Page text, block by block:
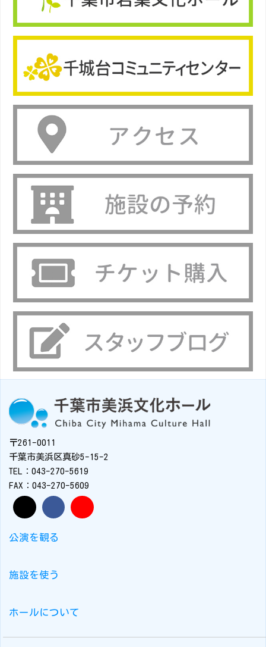
〒261-0011
千葉市美浜区真砂5-15-2
TEL：043-270-5619
FAX：043-270-5609
公演を観る
施設を使う
ホールについて